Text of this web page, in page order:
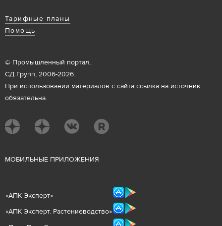
Тарифные планы
Помощь
© Промышленный портал,
СД Групп, 2006-2026.
При использовании материалов с сайта ссылка на источник
обязательна.
МОБИЛЬНЫЕ ПРИЛОЖЕНИЯ
«АПК Эксперт»
«АПК Эксперт. Растениеводство»